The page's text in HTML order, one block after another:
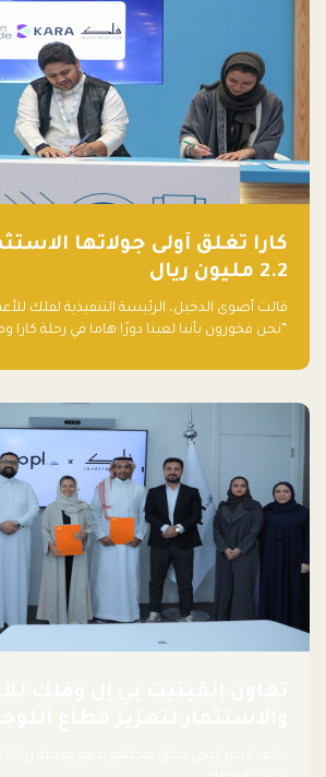
كارا تغلق أولى جولاتها
2.2 مليون ريال
قالت أضوى الدخيل، الرئيسة التنفيذية لفلك
“نحن فخورون بأننا لعبنا دورًا هاما في رحلة كارا
جيدًا لكوكبنا فحسب، بل إنه جيد أيضًا للأعمال”.